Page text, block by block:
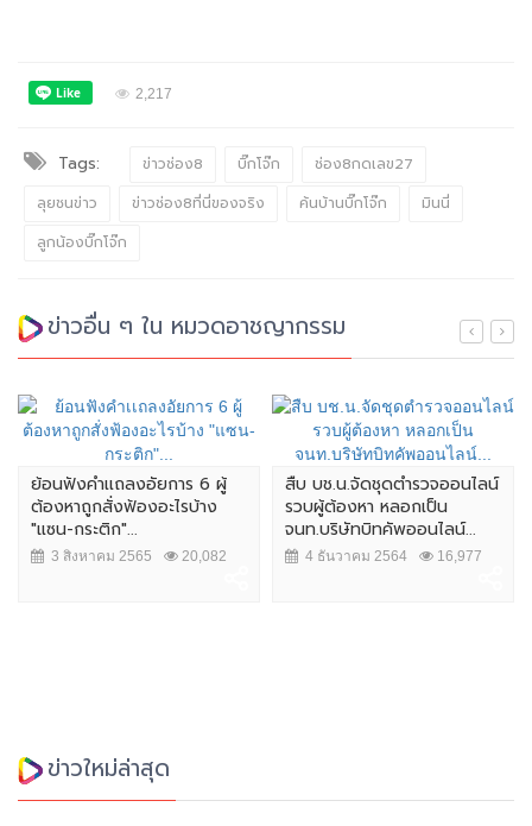
2,217
Tags: ข่าวช่อง8 บิ๊กโจ๊ก
ช่อง8กดเลข27
ลุยชนข่าว
ข่าวช่อง8ที่นี่ของจริง ค้นบ้านบิ๊กโจ๊ก
มินนี่
ลูกน้องบิ๊กโจ๊ก
ข่าวอื่น ๆ ใน หมวดอาชญากรรม
ย้อนฟังคำเเถลงอัยการ 6 ผู้
ต้องหาถูกสั่งฟ้องอะไรบ้าง
"แซน-กระติก"...
3 สิงหาคม 2565 20,082
สืบ บช.น.จัดชุดตำรวจออนไลน์
รวบผู้ต้องหา หลอกเป็น
จนท.บริษัทบิทคัพออนไลน์...
4 ธันวาคม 2564 16,977
ข่าวใหม่ล่าสุด